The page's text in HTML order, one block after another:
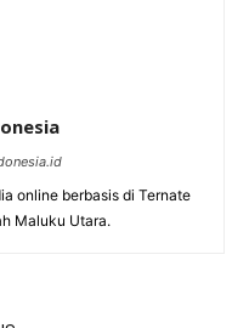
online berbasis di Ternate
Maluku Utara.